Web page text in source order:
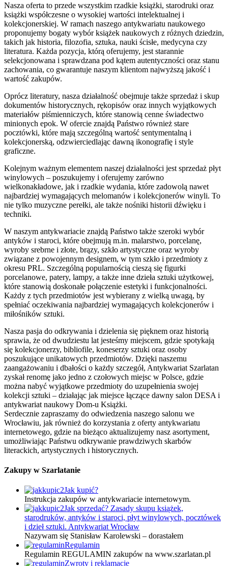
Nasza oferta to przede wszystkim rzadkie książki, starodruki oraz
książki współczesne o wysokiej wartości intelektualnej i
kolekcjonerskiej. W ramach naszego antykwariatu naukowego
proponujemy bogaty wybór książek naukowych z różnych dziedzin,
takich jak historia, filozofia, sztuka, nauki ścisłe, medycyna czy
literatura. Każda pozycja, którą oferujemy, jest starannie
selekcjonowana i sprawdzana pod kątem autentyczności oraz stanu
zachowania, co gwarantuje naszym klientom najwyższą jakość i
wartość zakupów.
Oprócz literatury, nasza działalność obejmuje także sprzedaż i skup
dokumentów historycznych, rękopisów oraz innych wyjątkowych
materiałów piśmienniczych, które stanowią cenne świadectwo
minionych epok. W ofercie znajdą Państwo również stare
pocztówki, które mają szczególną wartość sentymentalną i
kolekcjonerską, odzwierciedlając dawną ikonografię i style
graficzne.
Kolejnym ważnym elementem naszej działalności jest sprzedaż płyt
winylowych – poszukujemy i oferujemy zarówno
wielkonakładowe, jak i rzadkie wydania, które zadowolą nawet
najbardziej wymagających melomanów i kolekcjonerów winyli. To
nie tylko muzyczne perełki, ale także nośniki historii dźwięku i
techniki.
W naszym antykwariacie znajdą Państwo także szeroki wybór
antyków i staroci, które obejmują m.in. malarstwo, porcelanę,
wyroby srebrne i złote, brązy, szkło artystyczne oraz wyroby
związane z powojennym designem, w tym szkło i przedmioty z
okresu PRL. Szczególną popularnością cieszą się figurki
porcelanowe, patery, lampy, a także inne dzieła sztuki użytkowej,
które stanowią doskonałe połączenie estetyki i funkcjonalności.
Każdy z tych przedmiotów jest wybierany z wielką uwagą, by
spełniać oczekiwania najbardziej wymagających kolekcjonerów i
miłośników sztuki.
Nasza pasja do odkrywania i dzielenia się pięknem oraz historią
sprawia, że od dwudziestu lat jesteśmy miejscem, gdzie spotykają
się kolekcjonerzy, bibliofile, koneserzy sztuki oraz osoby
poszukujące unikatowych przedmiotów. Dzięki naszemu
zaangażowaniu i dbałości o każdy szczegół, Antykwariat Szarlatan
zyskał renomę jako jedno z czołowych miejsc w Polsce, gdzie
można nabyć wyjątkowe przedmioty do uzupełnienia swojej
kolekcji sztuki – działając jak miejsce łączące dawny salon DESA i
antykwariat naukowy Dom-u Książki.
Serdecznie zapraszamy do odwiedzenia naszego salonu we
Wrocławiu, jak również do korzystania z oferty antykwariatu
internetowego, gdzie na bieżąco aktualizujemy nasz asortyment,
umożliwiając Państwu odkrywanie prawdziwych skarbów
literackich, artystycznych i historycznych.
Zakupy w Szarlatanie
Jak kupić?
Instrukcja zakupów w antykwariacie internetowym.
Jak sprzedać? Zasady skupu książek,
starodruków, antyków i staroci, płyt winylowych, pocztówek
i dzieł sztuki. Antykwariat Wrocław
Nazywam się Stanisław Karolewski – dorastałem
Regulamin
Regulamin REGULAMIN zakupów na www.szarlatan.pl
Zwroty i reklamacje